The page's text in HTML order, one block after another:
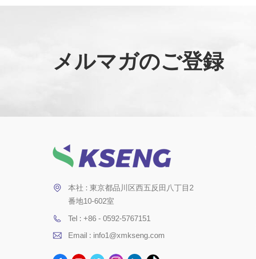
メルマガのご登録
本社 : 東京都品川区西五反田八丁目2
番地10-602室
Tel : +86 - 0592-5767151
Email : info1@xmkseng.com